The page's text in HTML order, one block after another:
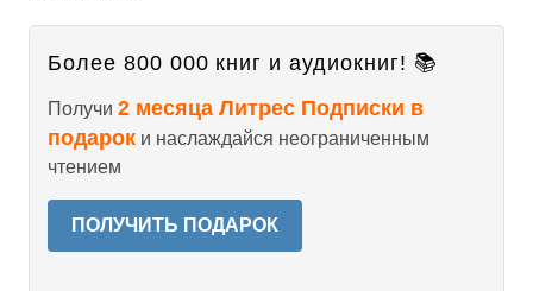
Более 800 000 книг и аудиокниг! 📚
Получи 2 месяца Литрес Подписки в
подарок и наслаждайся неограниченным
чтением
ПОЛУЧИТЬ ПОДАРОК